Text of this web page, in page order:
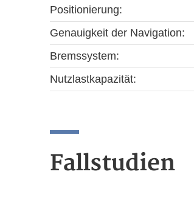
Positionierung:
Genauigkeit der Navigation:
Bremssystem:
Nutzlastkapazität:
Fallstudien